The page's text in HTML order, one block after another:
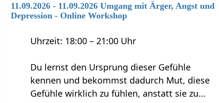
11.09.2026 - 11.09.2026 Umgang mit Ärger, Angst und
Depression - Online Workshop
Uhrzeit: 18:00 – 21:00 Uhr
Du lernst den Ursprung dieser Gefühle
kennen und bekommst dadurch Mut, diese
Gefühle wirklich zu fühlen, anstatt sie zu…